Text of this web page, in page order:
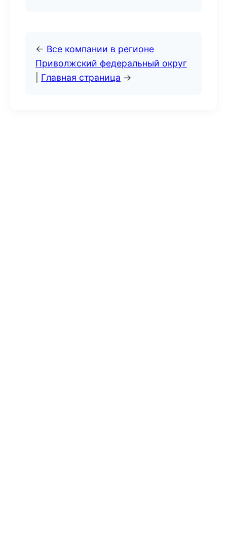
← Все компании в регионе
Приволжский федеральный округ
Главная страница →